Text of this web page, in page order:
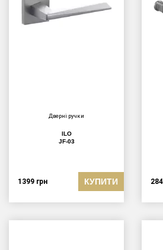
Дверні ручки
ILO
JF-03
1399 грн КУПИТИ